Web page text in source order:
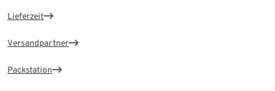
Lieferzeit
Versandpartner
Packstation